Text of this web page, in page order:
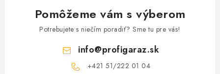
Pomôžeme vám s výberom
Potrebujete s niečím poradiť? Sme tu pre vás!
info@profigaraz.sk
+421 51/222 01 04